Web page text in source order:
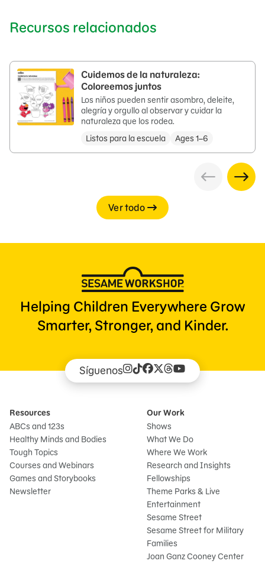
Recursos relacionados
Cuidemos de la naturaleza:
Coloreemos juntos
Los niños pueden sentir asombro, deleite,
alegría y orgullo al observar y cuidar la
naturaleza que los rodea.
Listos para la escuela
Ages 1–6
Ver todo
Helping Children Everywhere Grow
Smarter, Stronger, and Kinder.
Síguenos
Resources
ABCs and 123s
Healthy Minds and Bodies
Tough Topics
Courses and Webinars
Games and Storybooks
Newsletter
Our Work
Shows
What We Do
Where We Work
Research and Insights
Fellowships
Theme Parks & Live
Entertainment
Sesame Street
Sesame Street for Military
Families
Joan Ganz Cooney Center